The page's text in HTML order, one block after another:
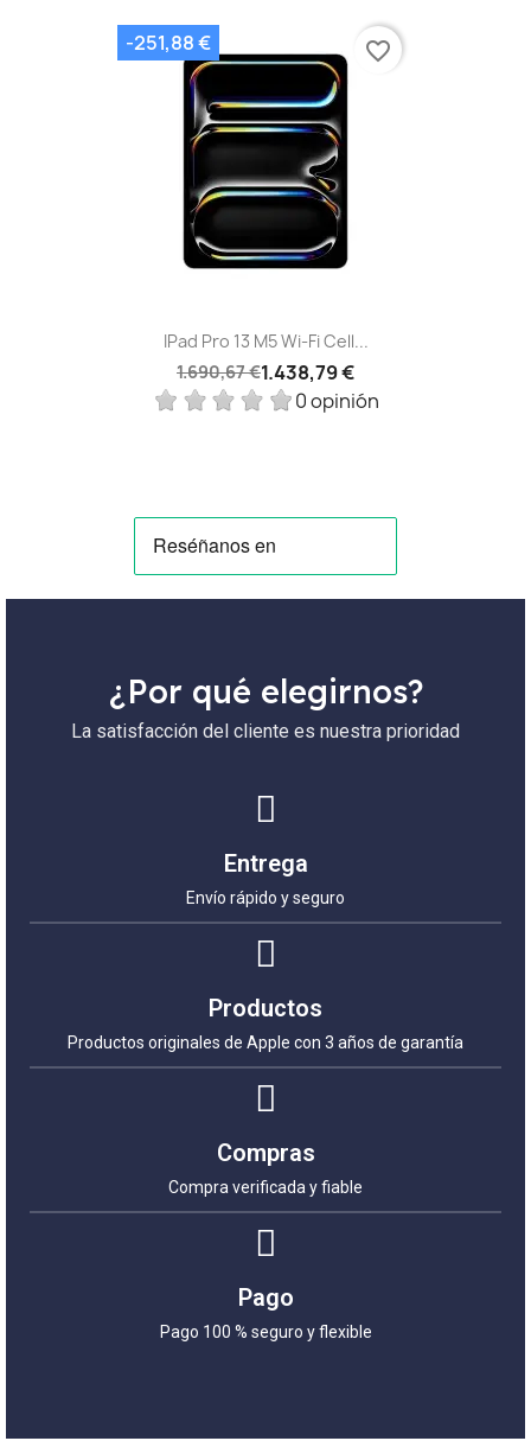
IPad Pro 13 M5 Wi‑Fi Cell...
1.690,67 €1.438,79 €
0 opinión
-251,88 € favorite_border
¿Por qué elegirnos?
La satisfacción del cliente es nuestra prioridad
Entrega
Envío rápido y seguro
Productos
Productos originales de Apple con 3 años de garantía
Compras
Compra verificada y fiable
Pago
Pago 100 % seguro y flexible